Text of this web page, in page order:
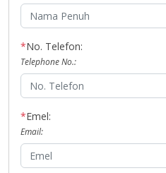
*No. Telefon:
Telephone No.:
*Emel:
Email: